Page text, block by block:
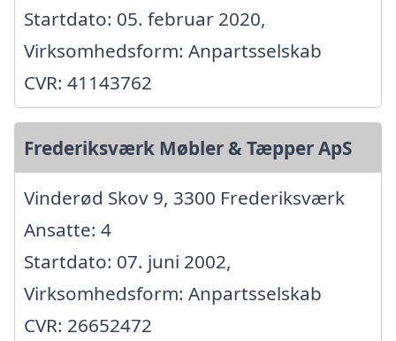
Startdato: 05. februar 2020,
Virksomhedsform: Anpartsselskab
CVR: 41143762
Frederiksværk Møbler & Tæpper ApS
Vinderød Skov 9, 3300 Frederiksværk
Ansatte: 4
Startdato: 07. juni 2002,
Virksomhedsform: Anpartsselskab
CVR: 26652472